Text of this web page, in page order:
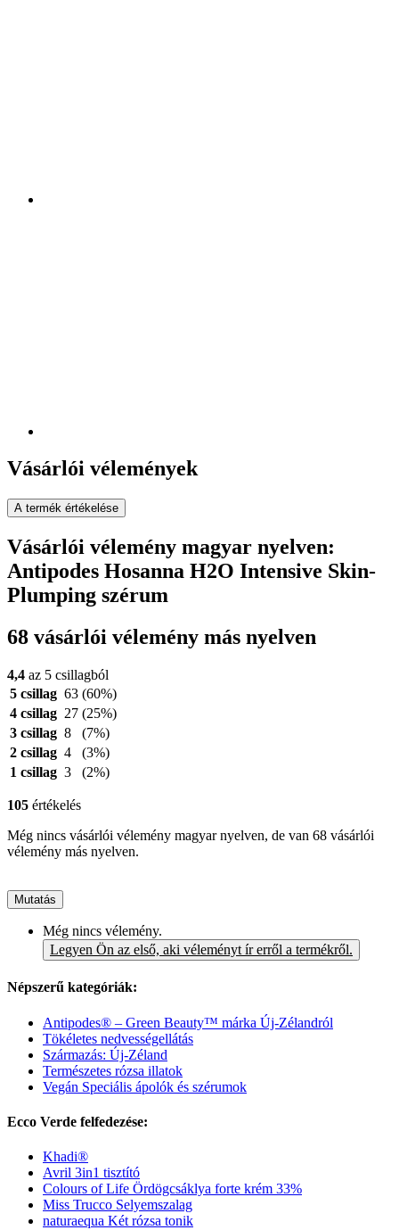
Vásárlói vélemények
A termék értékelése
Vásárlói vélemény magyar nyelven:
Antipodes Hosanna H2O Intensive Skin-
Plumping szérum
68 vásárlói vélemény más nyelven
4,4 az 5 csillagból
5 csillag 63 (60%)
4 csillag 27 (25%)
3 csillag 8
(7%)
2 csillag 4
(3%)
1 csillag 3 (2%)
105 értékelés
Még nincs vásárlói vélemény magyar nyelven, de van 68 vásárlói
vélemény más nyelven.
Mutatás
Még nincs vélemény.
Legyen Ön az első, aki véleményt ír erről a termékről.
Népszerű kategóriák:
Antipodes® – Green Beauty™ márka Új-Zélandról
Tökéletes nedvességellátás
Származás: Új-Zéland
Természetes rózsa illatok
Vegán Speciális ápolók és szérumok
Ecco Verde felfedezése:
Khadi®
Avril 3in1 tisztító
Colours of Life Ördögcsáklya forte krém 33%
Miss Trucco Selyemszalag
naturaequa Két rózsa tonik